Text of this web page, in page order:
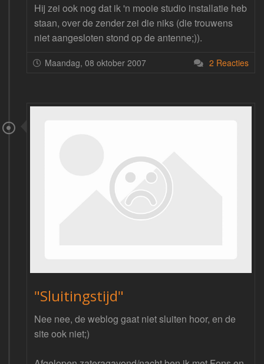
Hij zei ook nog dat ik 'n mooie studio installatie heb
staan, over de zender zei die niks (die trouwens
niet aangesloten stond op de antenne;)).
Maandag, 08 oktober 2007 2 Reacties
"Sluitingstijd"
Nee nee, de weblog gaat niet sluiten hoor, en de
site ook niet;)